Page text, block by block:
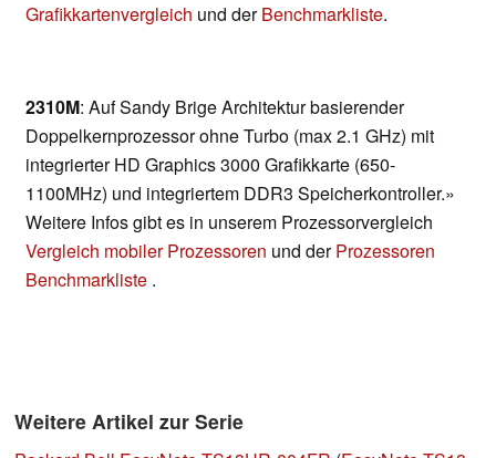
Grafikkartenvergleich und derBenchmarkliste.
2310M: Auf Sandy Brige Architektur basierender
Doppelkernprozessor ohne Turbo (max 2.1 GHz) mit
integrierter HD Graphics 3000 Grafikkarte (650-
1100MHz) und integriertem DDR3 Speicherkontroller.»
Weitere Infos gibt es in unserem Prozessorvergleich
Vergleich mobiler Prozessoren und derProzessoren
Benchmarkliste .
Weitere Artikel zur Serie